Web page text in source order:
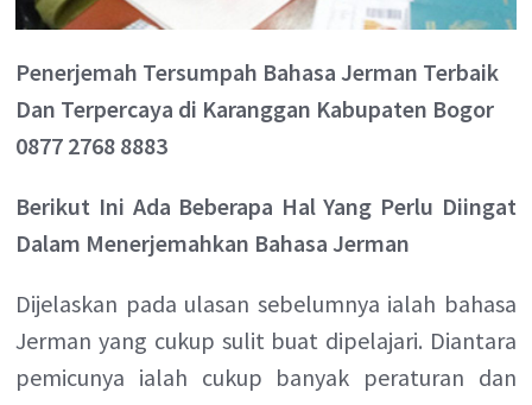
Penerjemah Tersumpah Bahasa Jerman Terbaik
Dan Terpercaya di Karanggan Kabupaten Bogor
0877 2768 8883
Berikut Ini Ada Beberapa Hal Yang Perlu Diingat
Dalam Menerjemahkan Bahasa Jerman
Dijelaskan pada ulasan sebelumnya ialah bahasa
Jerman yang cukup sulit buat dipelajari. Diantara
pemicunya ialah cukup banyak peraturan dan